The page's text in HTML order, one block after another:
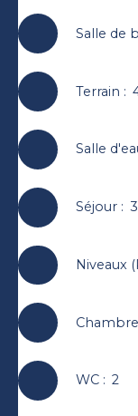
Salle de
Terrain :
Salle
Séjour:
Niveaux
WC: 2